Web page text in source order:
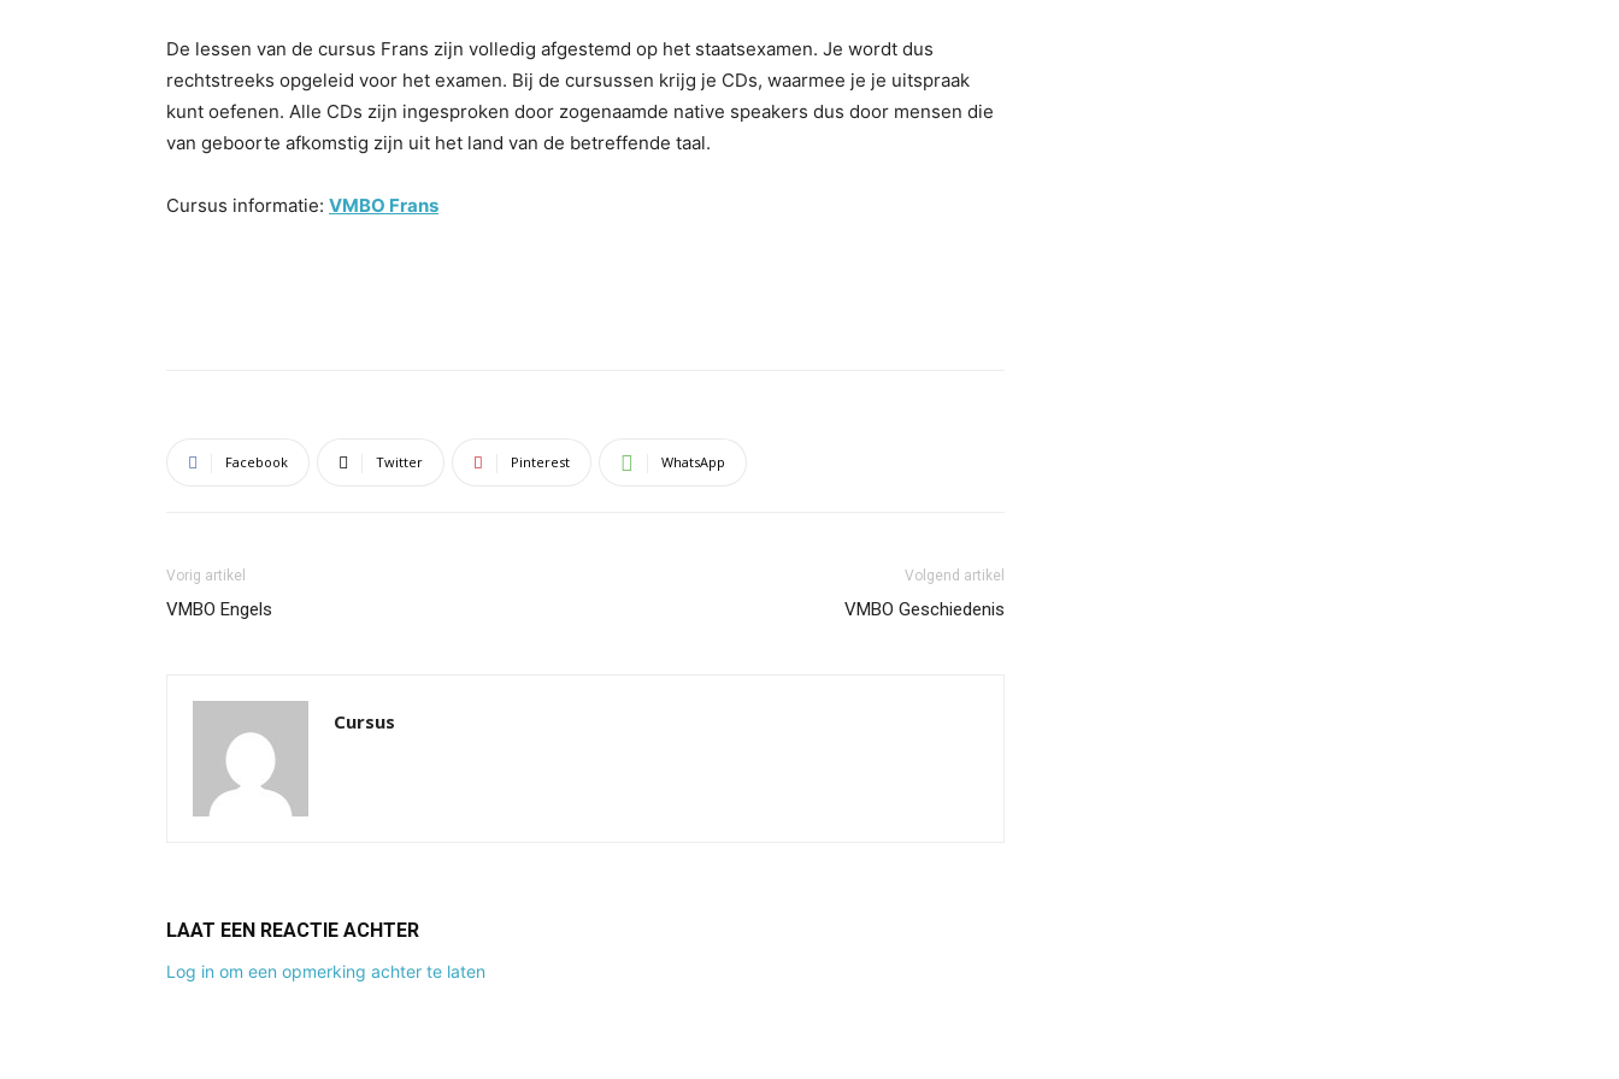
De lessen van de cursus Frans zijn volledig afgestemd op het staatsexamen. Je wordt dus
rechtstreeks opgeleid voor het examen. Bij de cursussen krijg je CDs, waarmee je je uitspraak
kunt oefenen. Alle CDs zijn ingesproken door zogenaamde native speakers dus door mensen die
van geboorte afkomstig zijn uit het land van de betreffende taal.
Cursus informatie: VMBO Frans
Facebook Twitter Pinterest WhatsApp
Vorig artikel
VMBO Engels
Volgend artikel
VMBO Geschiedenis
Cursus
LAAT EEN REACTIE ACHTER
Log in om een opmerking achter te laten